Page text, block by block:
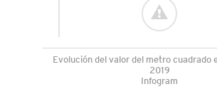
Evolución del valor del metro cuadrado
2019
Infogram